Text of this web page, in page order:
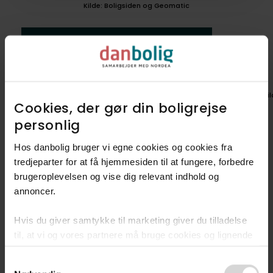
Cookies, der gør din boligrejse
personlig​
Hos danbolig bruger vi egne cookies og cookies fra
tredjeparter for at få hjemmesiden til at fungere, forbedre
brugeroplevelsen og vise dig relevant indhold og
annoncer.​
Hvis du giver samtykke til marketing giver du tilladelse
til, at vi og vores partnere må bruge cookies og lignende
danbolig.dk. Vi kan kombinere disse oplysninger med
Kilde: Boligsiden og Geomatic
Boligen ligger i
nabolaget Skovshoved
at kende?
Det kendetegner Skovshoved
Fred og ro